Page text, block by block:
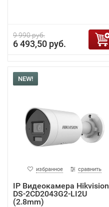
9 990 руб.
6 493,50 руб.
NEW!
избранное сравнить
IP Видеокамера Hikvision
DS-2CD2043G2-LI2U
(2.8mm)